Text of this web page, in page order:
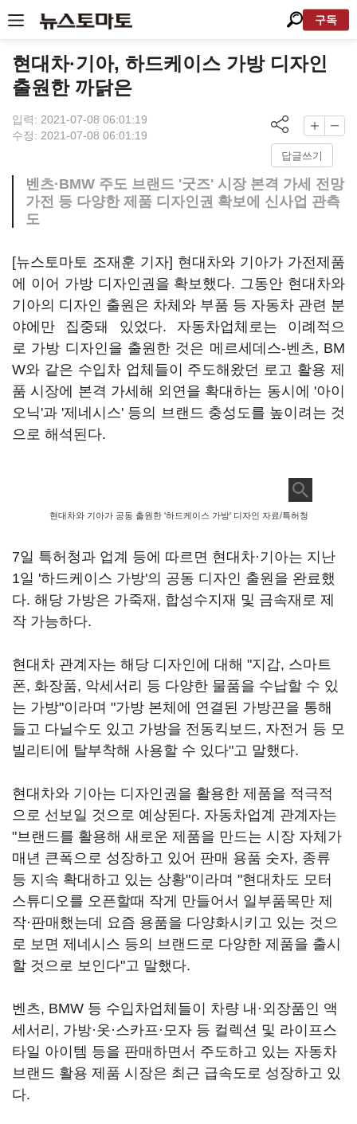
구독
현대차·기아, 하드케이스 가방 디자인
출원한 까닭은
입력: 2021-07-08 06:01:19
수정: 2021-07-08 06:01:19
답글쓰기
벤츠·BMW 주도 브랜드 '굿즈' 시장 본격 가세 전망
가전 등 다양한 제품 디자인권 확보에 신사업 관측
도
[뉴스토마토 조재훈 기자] 현대차와 기아가 가전제품
에 이어 가방 디자인권을 확보했다. 그동안 현대차와
기아의 디자인 출원은 차체와 부품 등 자동차 관련 분
야에만 집중돼 있었다. 자동차업체로는 이례적으
로 가방 디자인을 출원한 것은 메르세데스-벤츠, BM
W와 같은 수입차 업체들이 주도해왔던 로고 활용 제
품 시장에 본격 가세해 외연을 확대하는 동시에 '아이
오닉'과 '제네시스' 등의 브랜드 충성도를 높이려는 것
으로 해석된다.
현대차와 기아가 공동 출원한 '하드케이스 가방' 디자인 자료/특허청
7일 특허청과 업계 등에 따르면 현대차·기아는 지난
1일 '하드케이스 가방'의 공동 디자인 출원을 완료했
다. 해당 가방은 가죽재, 합성수지재 및 금속재로 제
작 가능하다.
현대차 관계자는 해당 디자인에 대해 "지갑, 스마트
폰, 화장품, 악세서리 등 다양한 물품을 수납할 수 있
는 가방"이라며 "가방 본체에 연결된 가방끈을 통해
들고 다닐수도 있고 가방을 전동킥보드, 자전거 등 모
빌리티에 탈부착해 사용할 수 있다"고 말했다.
현대차와 기아는 디자인권을 활용한 제품을 적극적
으로 선보일 것으로 예상된다. 자동차업계 관계자는
"브랜드를 활용해 새로운 제품을 만드는 시장 자체가
매년 큰폭으로 성장하고 있어 판매 용품 숫자, 종류
등 지속 확대하고 있는 상황"이라며 "현대차도 모터
스튜디오를 오픈할때 작게 만들어서 일부품목만 제
작·판매했는데 요즘 용품을 다양화시키고 있는 것으
로 보면 제네시스 등의 브랜드로 다양한 제품을 출시
할 것으로 보인다"고 말했다.
벤츠, BMW 등 수입차업체들이 차량 내·외장품인 액
세서리, 가방·옷·스카프·모자 등 컬렉션 및 라이프스
타일 아이템 등을 판매하면서 주도하고 있는 자동차
브랜드 활용 제품 시장은 최근 급속도로 성장하고 있
다.